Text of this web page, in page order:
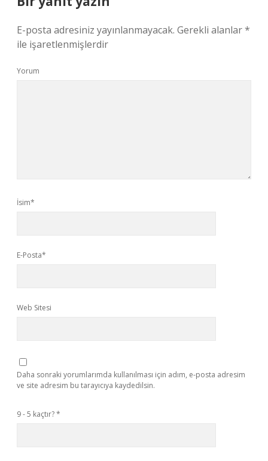
E-posta adresiniz yayınlanmayacak. Gerekli alanlar*
ile işaretlenmişlerdir
Yorum
İsim*
E-Posta*
Web Sitesi
Daha sonraki yorumlarımda kullanılması için adım, e-posta adresim
ve site adresim bu tarayıcıya kaydedilsin.
9 - 5 kaçtır?*